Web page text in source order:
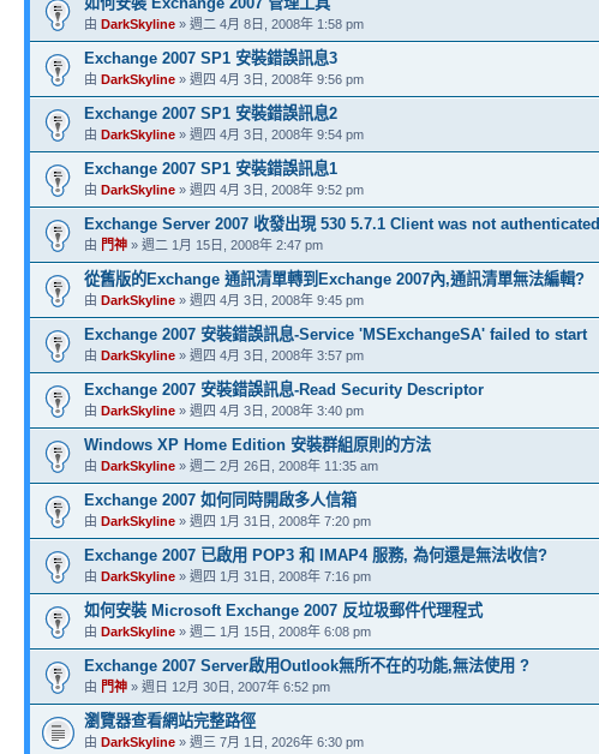
由 DarkSkyline » 週二 4月 8日, 2008年 1:58 pm
Exchange 2007 SP1 安裝錯誤訊息3
由 DarkSkyline » 週四 4月 3日, 2008年 9:56 pm
Exchange 2007 SP1 安裝錯誤訊息2
由 DarkSkyline » 週四 4月 3日, 2008年 9:54 pm
Exchange 2007 SP1 安裝錯誤訊息1
由 DarkSkyline » 週四 4月 3日, 2008年 9:52 pm
Exchange Server 2007 收發出現 530 5.7.1 Client was not authenticated
由 門神 » 週二 1月 15日, 2008年 2:47 pm
從舊版的Exchange 通訊清單轉到Exchange 2007內,通訊清單無法編輯?
由 DarkSkyline » 週四 4月 3日, 2008年 9:45 pm
Exchange 2007 安裝錯誤訊息-Service 'MSExchangeSA' failed to start
由 DarkSkyline » 週四 4月 3日, 2008年 3:57 pm
Exchange 2007 安裝錯誤訊息-Read Security Descriptor
由 DarkSkyline » 週四 4月 3日, 2008年 3:40 pm
Windows XP Home Edition 安裝群組原則的方法
由 DarkSkyline » 週二 2月 26日, 2008年 11:35 am
Exchange 2007 如何同時開啟多人信箱
由 DarkSkyline » 週四 1月 31日, 2008年 7:20 pm
Exchange 2007 已啟用 POP3 和 IMAP4 服務, 為何還是無法收信?
由 DarkSkyline » 週四 1月 31日, 2008年 7:16 pm
如何安裝 Microsoft Exchange 2007 反垃圾郵件代理程式
由 DarkSkyline » 週二 1月 15日, 2008年 6:08 pm
Exchange 2007 Server啟用Outlook無所不在的功能,無法使用 ?
由 門神 » 週日 12月 30日, 2007年 6:52 pm
瀏覽器查看網站完整路徑
由 DarkSkyline » 週三 7月 1日, 2026年 6:30 pm